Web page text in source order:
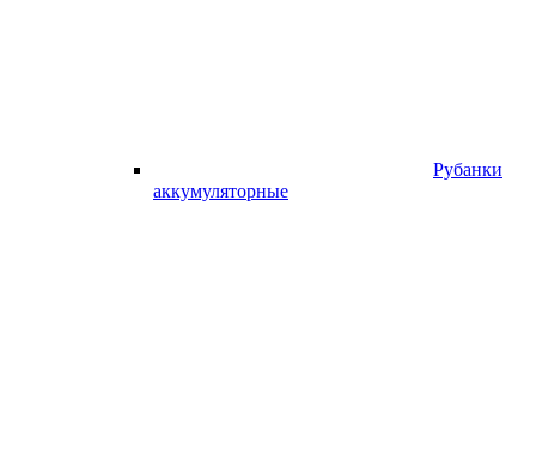
Рубанки
аккумуляторные